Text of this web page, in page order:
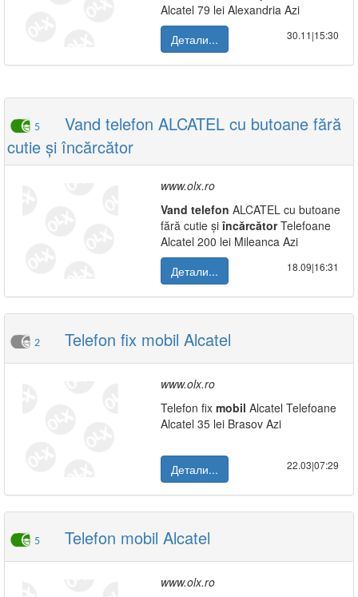
Alcatel 79 lei Alexandria Azi
Детали...
30.11|15:30
5
Vand telefon ALCATEL cu butoane fără
cutie și încărcător
www.olx.ro
Vand telefon ALCATEL cu butoane
fără cutie șiîncărcătorTelefoane
Alcatel 200 lei Mileanca Azi
Детали...
18.09|16:31
2 Telefon fix mobil Alcatel
www.olx.ro
Telefon fix mobil Alcatel Telefoane
Alcatel 35 lei Brasov Azi
Детали... 22.03|07:29
5 Telefon mobil Alcatel
www.olx.ro